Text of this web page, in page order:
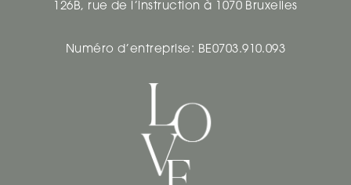
126B, rue de l’instruction à 1070 Bruxelles
Numéro d’entreprise: BE0703.910.093